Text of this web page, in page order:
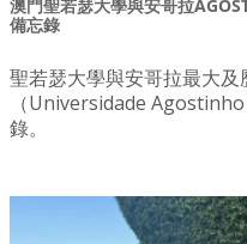
澳門聖若瑟大學與安哥拉
備忘錄
聖若瑟大學與安哥拉最大
（Universidade
錄。